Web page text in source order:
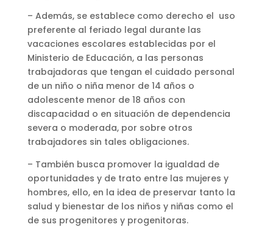
– Además, se establece como derecho el uso
preferente al feriado legal durante las
vacaciones escolares establecidas por el
Ministerio de Educación, a las personas
trabajadoras que tengan el cuidado personal
de un niño o niña menor de 14 años o
adolescente menor de 18 años con
discapacidad o en situación de dependencia
severa o moderada, por sobre otros
trabajadores sin tales obligaciones.
– También busca promover la igualdad de
oportunidades y de trato entre las mujeres y
hombres, ello, en la idea de preservar tanto la
salud y bienestar de los niños y niñas como el
de sus progenitores y progenitoras.